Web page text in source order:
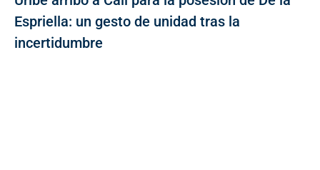
Espriella: un gesto de unidad tras la
incertidumbre